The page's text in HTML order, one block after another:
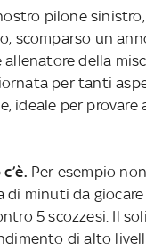
pilone
scomparso un
della
per tanti
ideale per provare
Per esempio
minuti da giocare
5 scozzesi. Il
di alto